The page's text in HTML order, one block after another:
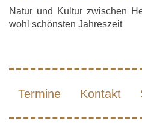
Natur und Kultur zwischen
wohl schönsten Jahreszeit
Termine Kontakt